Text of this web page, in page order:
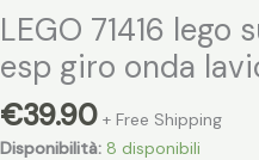
LEGO 71416
esp giro onda
€39.90 + Free Shipping
Disponibilità: 8 disponibili